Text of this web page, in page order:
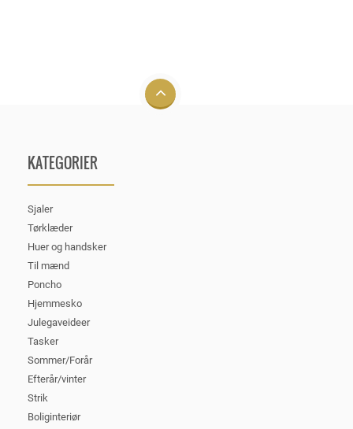
KATEGORIER
Sjaler
Tørklæder
Huer og handsker
Til mænd
Poncho
Hjemmesko
Julegaveideer
Tasker
Sommer/Forår
Efterår/vinter
Strik
Boliginteriør